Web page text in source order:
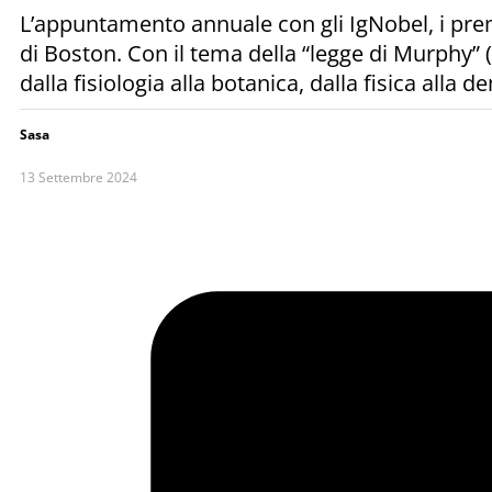
L’appuntamento annuale con gli IgNobel, i
di Boston. Con il tema della “legge di
dalla fisiologia alla botanica, dalla fisica alla
Sasa
13 Settembre 2024